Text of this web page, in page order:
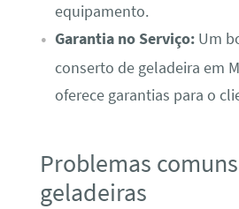
equipamento.
Garantia no Serviço:Um
conserto de geladeira em
oferece garantias para o
Problemas
geladeiras